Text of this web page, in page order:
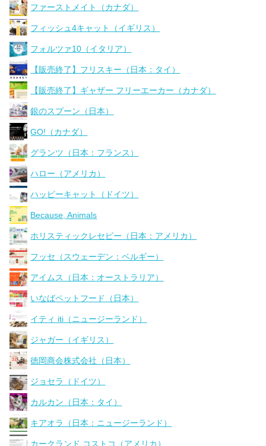
ファーストメイト（カナダ）
フィッシュ4キャット（イギリス）
フォルツァ10（イタリア）
【販売終了】フリスキー（日本：タイ）
【販売終了】ギャザー フリーエーカー（カナダ）
銀のスプーン（日本）
GO!（カナダ）
グランツ（日本：フランス）
ハロー（アメリカ）
ハッピーキャット（ドイツ）
Because, Animals
ホリスティックレセピー（日本：アメリカ）
フッセ（スウェーデン：ベルギー）
アイムス（日本：オーストラリア）
いなばペットフード（日本）
イティ iti（ニュージーランド）
ジャガー（イギリス）
徳岡商会株式会社（日本）
ジョセラ（ドイツ）
カルカン（日本：タイ）
キアオラ（日本：ニュージーランド）
カークランド コストコ（アメリカ）